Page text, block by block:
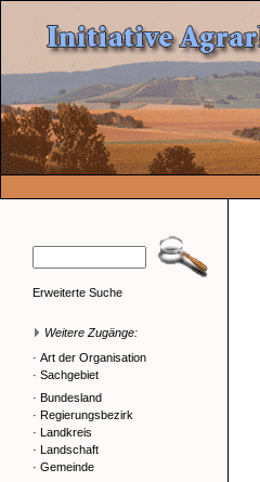
Erweiterte Suche
Weitere Zugänge:
· Art der Organisation
· Sachgebiet
· Bundesland
· Regierungsbezirk
· Landkreis
· Landschaft
· Gemeinde